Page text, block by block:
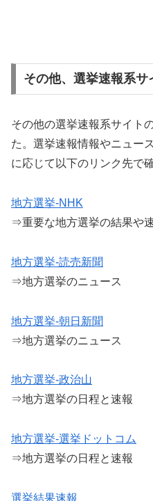
その他、選挙速報系サ
その他の選挙速報系サイト
た。選挙速報情報やニュー
に応じて以下のリンク先で
地方選挙-NHK
⇒重要な地方選挙の結果や
地方選挙-読売新聞
⇒地方選挙のニュース
地方選挙-朝日新聞
⇒地方選挙のニュース
地方選挙-政治山
⇒地方選挙の日程と速報
地方選挙-選挙ドットコム
⇒地方選挙の日程と速報
選挙結果速報